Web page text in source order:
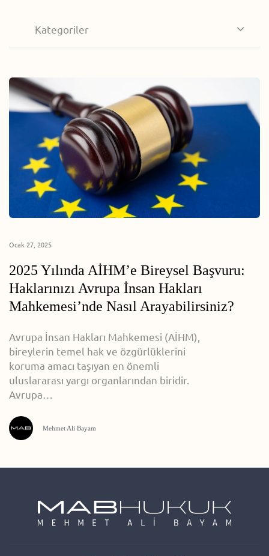
Kategoriler
Ocak 27, 2025
2025 Yılında AİHM’e Bireysel Başvuru:
Haklarınızı Avrupa İnsan Hakları
Mahkemesi’nde Nasıl Arayabilirsiniz?
Avrupa İnsan Hakları Mahkemesi (AİHM),
bireylerin temel hak ve özgürlüklerini
koruma amacı taşıyan en önemli
uluslararası yargı organlarından biridir.
Avrupa…
Mehmet Ali Bayam